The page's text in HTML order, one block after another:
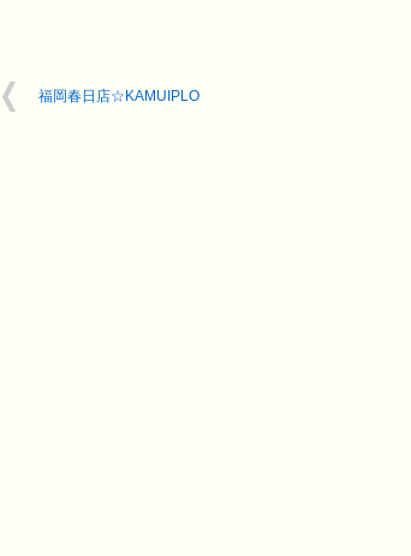
福岡春日店☆KAMUIPLO